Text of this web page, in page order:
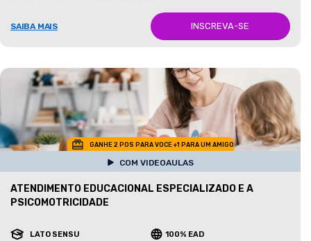
SAIBA MAIS INSCREVA-SE
GANHE 2 POS PARA VOCE +1 PARA UM AMIGO
COM VIDEOAULAS
ATENDIMENTO EDUCACIONAL ESPECIALIZADO E A
PSICOMOTRICIDADE
LATO SENSU 100% EAD